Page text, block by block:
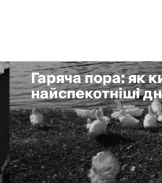
Гаряча пора: як
найспекотніші